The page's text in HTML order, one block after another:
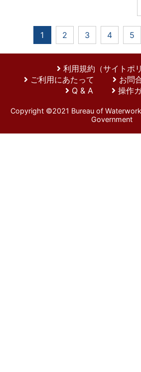
1 2 3 4 5
利用規約（サイトポ
ご利用にあたって
お問
Q & A
操作
Copyright ©2021 Bureau of
Government